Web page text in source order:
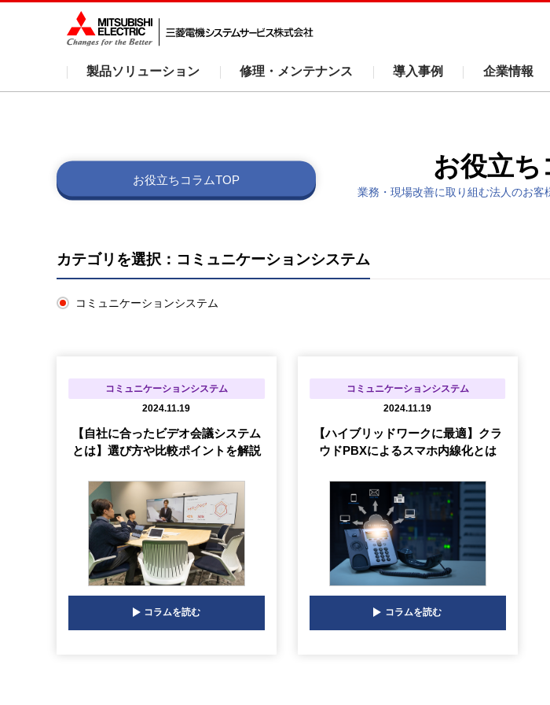
製品ソリューション 修理・メンテナンス 導入事例 企業情報
お役立ちコラムTOP お役立ち
業務・現場改善に取り組む法人のお客
カテゴリを選択：コミュニケーションシステム
コミュニケーションシステム
2024.11.19
コミュニケーションシステム
【自社に合ったビデオ会議システム
とは】選び方や比較ポイントを解説
コラムを読む
2024.11.19
コミュニケーションシステム
【ハイブリッドワークに最適】クラ
ウドPBXによるスマホ内線化とは
コラムを読む